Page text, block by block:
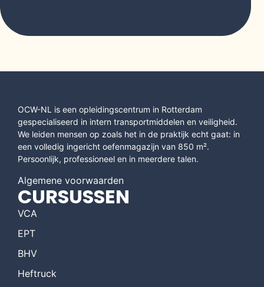
OCW-NL is een opleidingscentrum in Rotterdam
gespecialiseerd in intern transportmiddelen en veiligheid.
We leiden mensen op zoals het in de praktijk echt gaat: in
een volledig ingericht oefenmagazijn van 850 m².
Persoonlijk, professioneel en in meerdere talen.
Algemene voorwaarden
CURSUSSEN
VCA
EPT
BHV
Heftruck